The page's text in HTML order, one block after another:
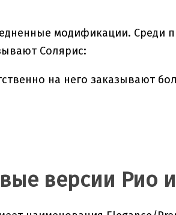
модификации. Среди
Солярис:
на него заказывают
версии Рио